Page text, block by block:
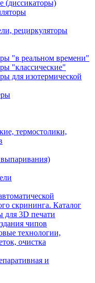
(диссикаторы)
рециркуляторы
"в реальном времени"
"классические"
для изотермической
термостолики,
скрининга. Каталог
для 3D печати
чипов
технологии,
очистка
и